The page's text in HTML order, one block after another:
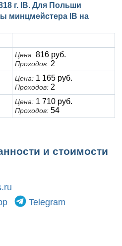
г. IB. Для Польши
минцмейстера IB на
Цена: 816 руб.
Проходов: 2
Цена: 1 165 руб.
Проходов: 2
Цена: 1 710 руб.
Проходов: 54
и стоимости
Telegram